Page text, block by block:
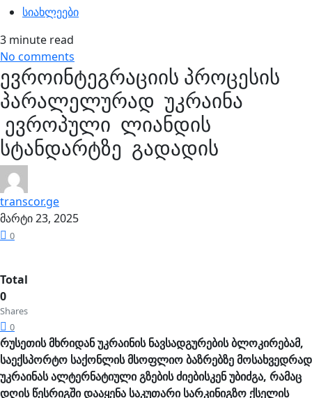
სიახლეები
3 minute read
No comments
ევროინტეგრაციის პროცესის
პარალელურად უკრაინა
ევროპული ლიანდის
სტანდარტზე გადადის
transcor.ge
მარტი 23, 2025
0
Total
0
Shares
0
რუსეთის მხრიდან უკრაინის ნავსადგურების ბლოკირებამ,
საექსპორტო საქონლის მსოფლიო ბაზრებზე მოსახვედრად
უკრაინას ალტერნატიული გზების ძიებისკენ უბიძგა, რამაც
დღის წესრიგში დააყენა საკუთარი სარკინიგზო ქსელის